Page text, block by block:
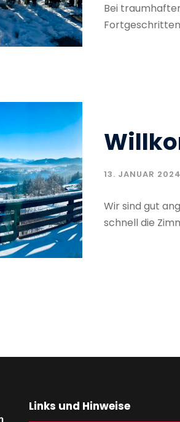
Bei
13. JANUAR 2024
Wir sind gut
schnell die
Links und Hinweise